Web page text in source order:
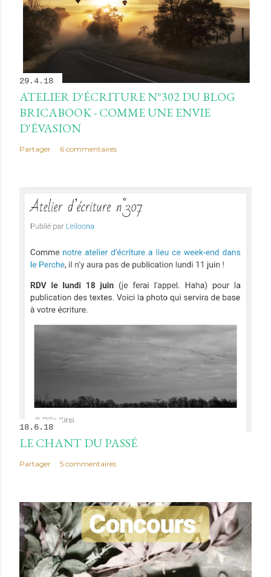
29.4.18
ATELIER D'ÉCRITURE N°302 DU BLOG
BRICABOOK - COMME UNE ENVIE
D'ÉVASION
Partager 6 commentaires
18.6.18
LE CHANT DU PASSÉ
Partager 5 commentaires